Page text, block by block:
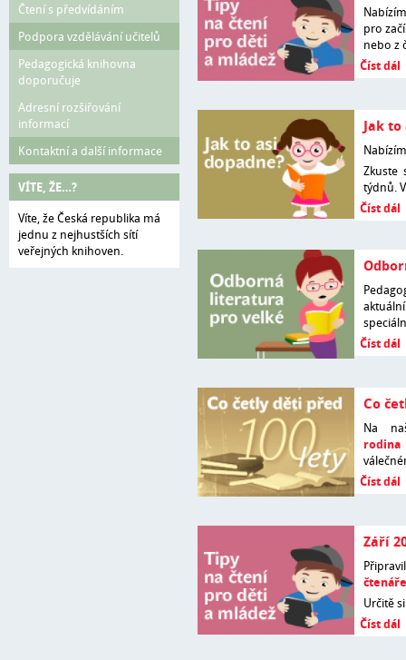
Čtení s předvídáním
Podpora vzdělávání učitelů
Pedagogická knihovna
doporučuje
Adresní rozšiřování
informací
Kontaktní a další informace
VÍTE, ŽE…?
Víte, že Česká republika má
jednu z nejhustších sítí
veřejných knihoven.
pro
nebo z
Číst dál
Jak to
Zkuste
týdnů.
Číst dál
Číst dál
Co
Na
rodina
Číst dál
Září
čtenáře
Určitě
Číst dál